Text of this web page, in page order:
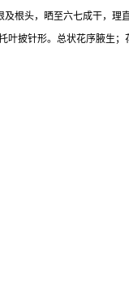
及根头，晒至六七成干，理
披针形。总状花序腋生